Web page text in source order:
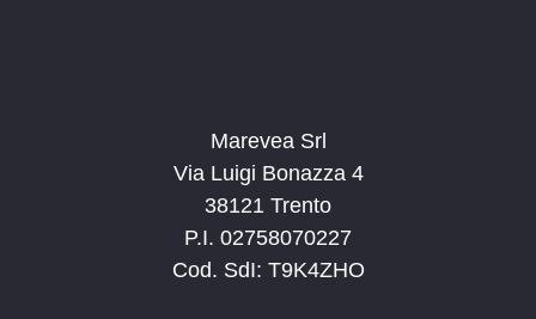
Marevea Srl
Via Luigi Bonazza 4
38121 Trento
P.I. 02758070227
Cod. SdI: T9K4ZHO